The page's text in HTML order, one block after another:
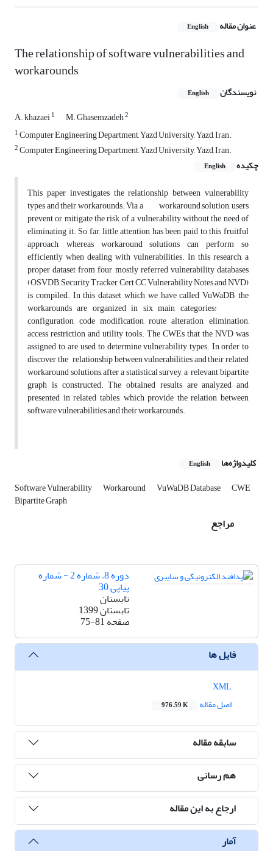
عنوان مقاله English
The relationship of software vulnerabilities and
workarounds
نویسندگان English
A. khazaei1 M. Ghasemzadeh2
1Computer Engineering Department, Yazd University, Yazd, Iran.
2Computer Engineering Department, Yazd University, Yazd, Iran.
چکیده
English
This paper investigates the relationship between vulnerability
types and their workarounds. Via a workaround solution, users
prevent or mitigate the risk of a vulnerability without the need of
eliminating it. So far, little attention has been paid to this fruitful
approach, whereas workaround solutions can perform so
efficiently when dealing with vulnerabilities. In this research, a
proper dataset from four mostly referred vulnerability databases
(OSVDB, Security Tracker, Cert CC Vulnerability Notes and NVD)
is compiled. In this dataset which we have called VuWaDB, the
workarounds are organized in six main categories:
configuration, code modification, route alteration, elimination,
access restriction and utility tools. The CWEs that the NVD was
assigned to, are used to determine vulnerability types. In order to
discover the relationship between vulnerabilities and their related
workaround solutions, after a statistical survey, a relevant bipartite
graph is constructed. The obtained results are analyzed and
presented in related tables, which provide the relation between
software vulnerabilities and their workarounds.
کلیدواژه‌ها English
Software Vulnerability Workaround VuWaDB Database CWE
Bipartite Graph
مراجع
دوره 8، شماره 2 - شماره
پیاپی 30
تابستان
تابستان 1399
صفحه75-81
فایل ها
اصل مقاله
976.59 K
سابقه مقاله
هم رسانی
ارجاع به این مقاله
آمار